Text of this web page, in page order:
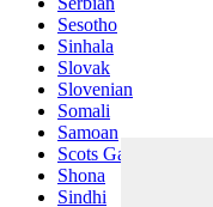
Sesotho
Sinhala
Slovak
Slovenian
Somali
Samoan
Scots Gaelic
Shona
Sindhi